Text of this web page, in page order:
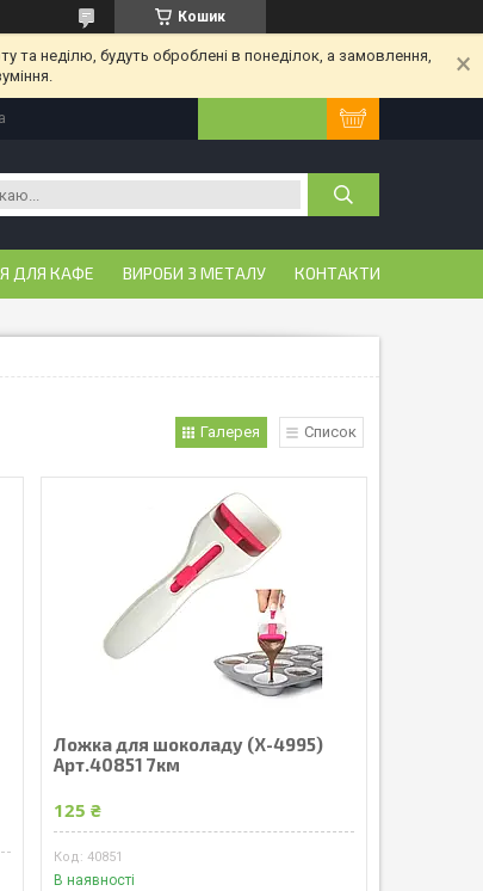
Кошик
та неділю, будуть оброблені в понеділок, а замовлення,
ДЛЯ КАФЕ ВИРОБИ З МЕТАЛУ КОНТАКТИ
Галерея Список
Ложка для шоколаду (X-4995)
Арт.40851 7км
125 ₴
40851
В наявності